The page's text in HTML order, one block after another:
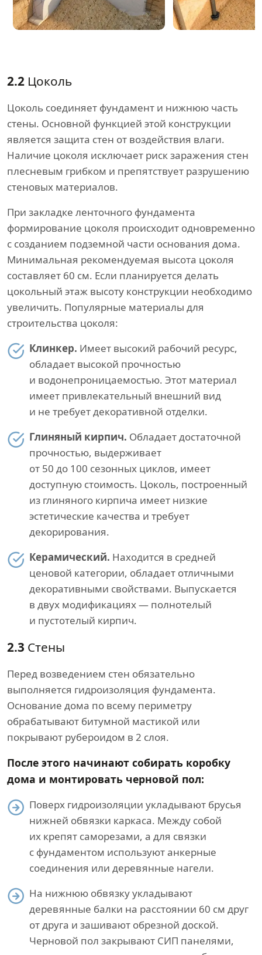
2.2 Цоколь
Цоколь соединяет фундамент и нижнюю часть
стены. Основной функцией этой конструкции
является защита стен от воздействия влаги.
Наличие цоколя исключает риск заражения стен
плесневым грибком и препятствует разрушению
стеновых материалов.
При закладке ленточного фундамента
формирование цоколя происходит одновременно
с созданием подземной части основания дома.
Минимальная рекомендуемая высота цоколя
составляет 60 см. Если планируется делать
цокольный этаж высоту конструкции необходимо
увеличить. Популярные материалы для
строительства цоколя:
Клинкер. Имеет высокий рабочий ресурс,
обладает высокой прочностью
и водонепроницаемостью. Этот материал
имеет привлекательный внешний вид
и не требует декоративной отделки.
Глиняный кирпич. Обладает достаточной
прочностью, выдерживает
от 50 до 100 сезонных циклов, имеет
доступную стоимость. Цоколь, построенный
из глиняного кирпича имеет низкие
эстетические качества и требует
декорирования.
Керамический. Находится в средней
ценовой категории, обладает отличными
декоративными свойствами. Выпускается
в двух модификациях — полнотелый
и пустотелый кирпич.
2.3 Стены
Перед возведением стен обязательно
выполняется гидроизоляция фундамента.
Основание дома по всему периметру
обрабатывают битумной мастикой или
покрывают рубероидом в 2 слоя.
После этого начинают собирать коробку
дома и монтировать черновой пол:
Поверх гидроизоляции укладывают брусья
нижней обвязки каркаса. Между собой
их крепят саморезами, а для связки
с фундаментом используют анкерные
соединения или деревянные нагели.
На нижнюю обвязку укладывают
деревянные балки на расстоянии 60 см друг
от друга и зашивают обрезной доской.
Черновой пол закрывают СИП панелями,